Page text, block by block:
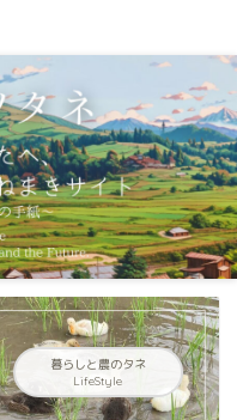
暮らしと農のタネ
LifeStyle